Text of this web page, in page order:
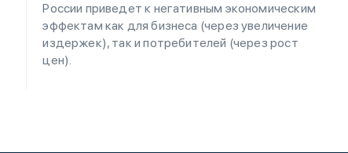
России приведет к негативным экономическим
эффектам как для бизнеса (через увеличение
издержек), так и потребителей (через рост
цен).